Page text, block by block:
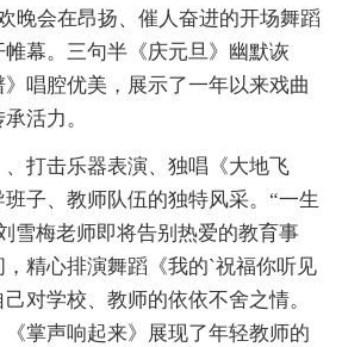
晚会在昂扬、催人奋进的开场舞蹈
帷幕。三句半《庆元旦》幽默诙
唱腔优美，展示了一年以来戏曲
活力。
打击乐器表演、独唱《大地飞
子、教师队伍的独特风采。“一生
雪梅老师即将告别热爱的教育事
精心排演舞蹈《我的`祝福你听见
对学校、教师的依依不舍之情。
掌声响起来》展现了年轻教师的